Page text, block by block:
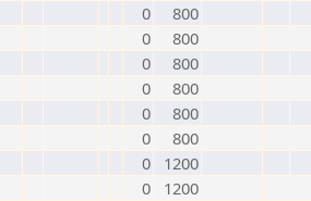
0
800
0
800
0
800
0
800
0
800
0
800
0
1200
0 1200